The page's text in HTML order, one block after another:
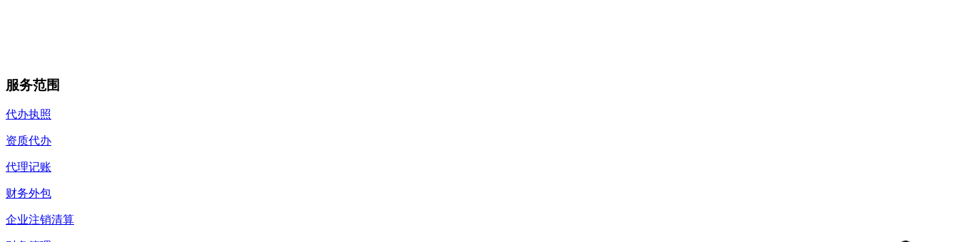
服务范围
代办执照
资质代办
代理记账
财务外包
企业注销清算